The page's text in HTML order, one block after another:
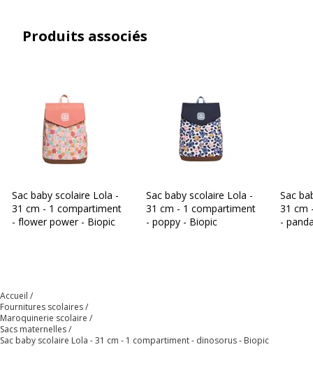
Caractéristiques environnementales
Caractéristiques environnementales
Données d'identification
Données d'identification
Marque Biopic
Référence produit fabricant BIOPIC_MINIBAG24_DINO
Dimensions et poids
Hauteur
Largeur 23 cm
Produits associés
Sac baby scolaire Lola -
31 cm - 1 compartiment
- flower power - Biopic
Sac baby scolaire Lola -
31 cm - 1 compartiment
- poppy - Biopic
Sac
31 cm
-
Accueil
Fournitures scolaires
Maroquinerie scolaire
Sacs maternelles
Sac baby scolaire Lola - 31 cm - 1 compartiment - dinosorus - Biopic